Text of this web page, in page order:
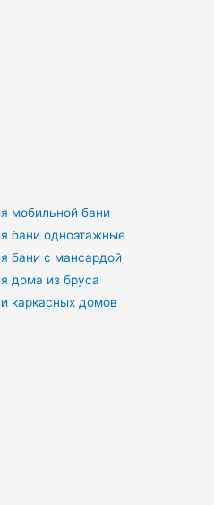
мобильной бани
бани одноэтажные
бани с мансардой
дома из бруса
каркасных домов